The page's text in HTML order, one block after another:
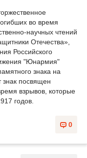
во время
научных чтений
Отечества»,
Российского
"Юнармия"
знака на
знак посвящен
взрывов, которые
годов.
0